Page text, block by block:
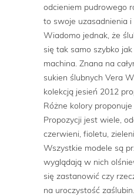
odcieniem pudrowego
to swoje uzasadnienia i
Wiadomo jednak, że
się tak samo szybko
machina. Znana na
sukien ślubnych Vera
kolekcją jesień 2012
Różne kolory
Propozycji jest wiele,
czerwieni, fioletu,
Wszystkie modele są
wyglądają w nich
się zastanowić czy
na uroczystość